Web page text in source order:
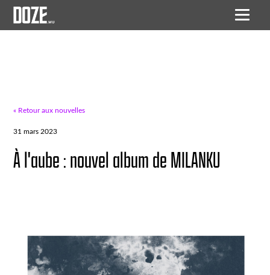
« Retour aux nouvelles
31 mars 2023
À l'aube : nouvel album de MILANKU